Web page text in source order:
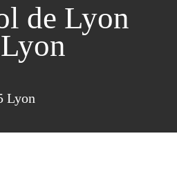
de Lyon
Lyon